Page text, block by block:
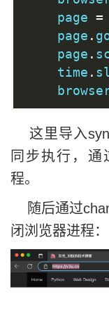
    page
=
    page
.
    page
.
    time
.
这里导入
同步执行，
程。
随后通过
闭浏览器进程：